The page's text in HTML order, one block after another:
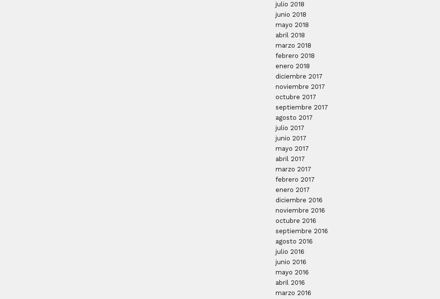
julio 2018
junio 2018
mayo 2018
abril 2018
marzo 2018
febrero 2018
enero 2018
diciembre 2017
noviembre 2017
octubre 2017
septiembre 2017
agosto 2017
julio 2017
junio 2017
mayo 2017
abril 2017
marzo 2017
febrero 2017
enero 2017
diciembre 2016
noviembre 2016
octubre 2016
septiembre 2016
agosto 2016
julio 2016
junio 2016
mayo 2016
abril 2016
marzo 2016